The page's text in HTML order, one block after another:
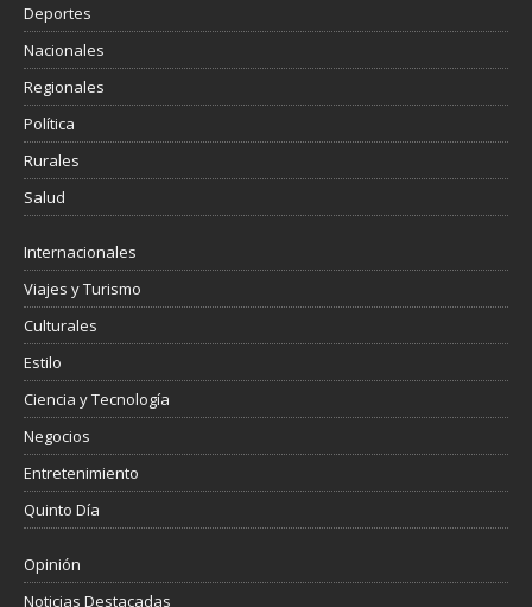
Deportes
Nacionales
Regionales
Política
Rurales
Salud
Internacionales
Viajes y Turismo
Culturales
Estilo
Ciencia y Tecnología
Negocios
Entretenimiento
Quinto Día
Opinión
Noticias Destacadas